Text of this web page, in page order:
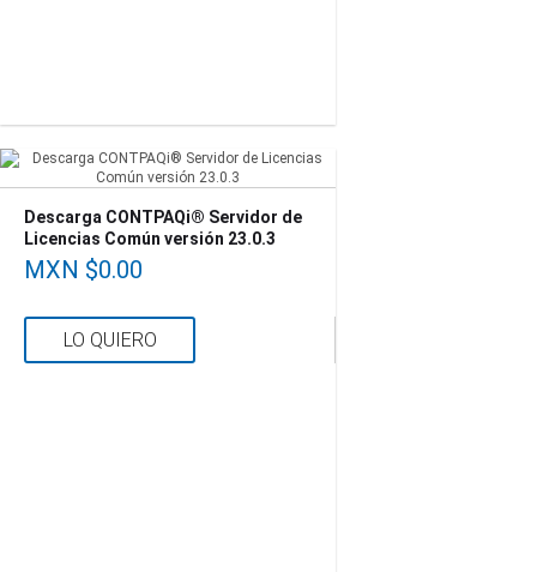
Descarga CONTPAQi® Servidor de
Licencias Común versión 23.0.3
MXN $0.00
LO QUIERO